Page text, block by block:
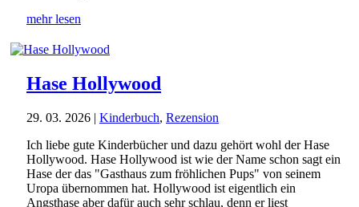
mehr lesen
Hase Hollywood
29. 03. 2026 | Kinderbuch, Rezension
Ich liebe gute Kinderbücher und dazu gehört wohl der Hase
Hollywood. Hase Hollywood ist wie der Name schon sagt ein
Hase der das "Gasthaus zum fröhlichen Pups" von seinem
Uropa übernommen hat. Hollywood ist eigentlich ein
Angsthase aber dafür auch sehr schlau, denn er liest